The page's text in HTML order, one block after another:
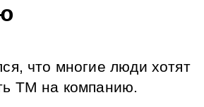
что многие люди хотят
ТМ на компанию.